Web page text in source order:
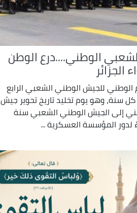
الوطني....درع الوطن
الجزائر
الوطني للجيش الوطني الشعبي الرابع
سنة، وهو يوم تخليد تاريخ تحوير جيش
إلى الجيش الوطني الشعبي سنة